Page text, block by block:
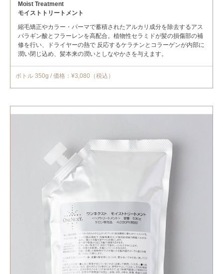
Moist Treatment
モイストトリートメント
縮毛矯正やカラー・パーマで蓄積されたアルカリ成分を除去するアス
パラギン酸とフラーレンを高配合。植物性セラミドが髪の損傷部の補
修を行い、ドライヤーの熱で 反応するケラチンとコラーゲンが内部に
潤い閉じ込め、髪本来の潤いとしなやかさを与えます。
ボトル 350g / 価格：¥3,080（税込）